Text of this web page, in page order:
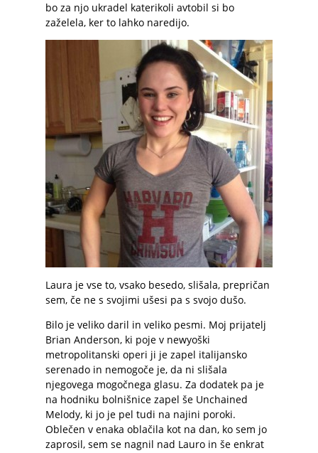
bo za njo ukradel katerikoli avtobil si bo
zaželela, ker to lahko naredijo.
Laura je vse to, vsako besedo, slišala, prepričan
sem, če ne s svojimi ušesi pa s svojo dušo.
Bilo je veliko daril in veliko pesmi. Moj prijatelj
Brian Anderson, ki poje v newyoški
metropolitanski operi ji je zapel italijansko
serenado in nemogoče je, da ni slišala
njegovega mogočnega glasu. Za dodatek pa je
na hodniku bolnišnice zapel še Unchained
Melody, ki jo je pel tudi na najini poroki.
Oblečen v enaka oblačila kot na dan, ko sem jo
zaprosil, sem se nagnil nad Lauro in še enkrat